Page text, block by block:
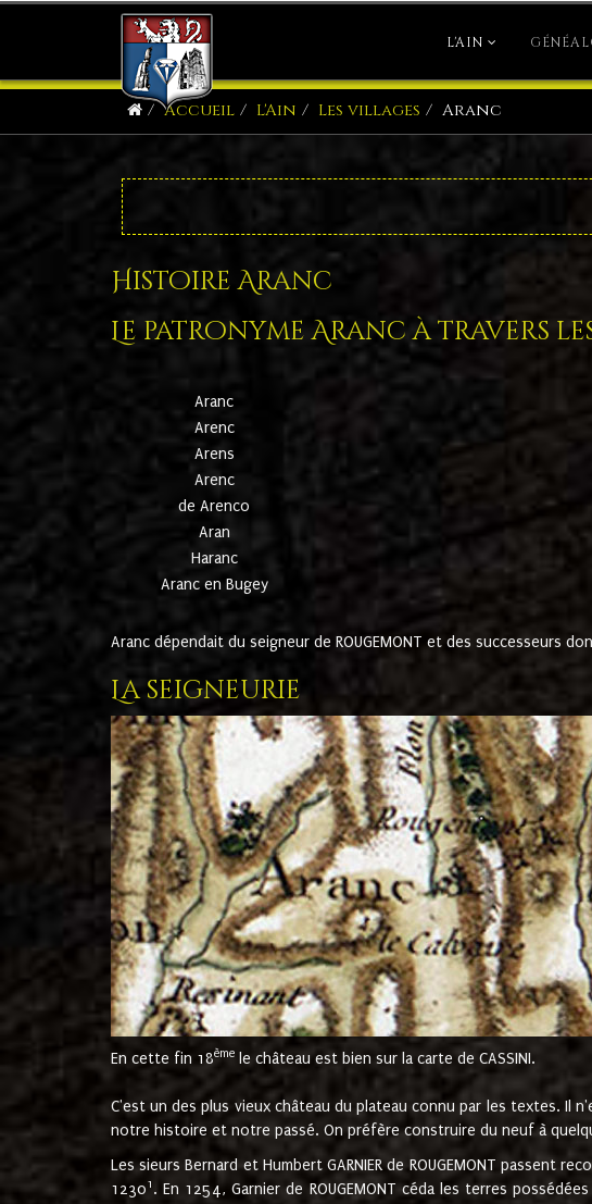
L'AIN
Accueil L'Ain Les villages Aranc
Histoire Aranc
Le patronyme Aranc à travers
Aranc
Arenc
Arens
Arenc
de Arenco
Aran
Haranc
Aranc en Bugey
Aranc dépendait du seigneur de ROUGEMONT et des successeurs
La seigneurie
En cette fin 18ème le château est bien sur la carte de CASSINI.
C'est un des plus vieux château du plateau connu par les textes. Il
notre histoire et notre passé. On préfère construire du neuf à
Les sieurs Bernard et Humbert GARNIER de ROUGEMONT passent
12301 . En 1254, Garnier de ROUGEMONT céda les terres